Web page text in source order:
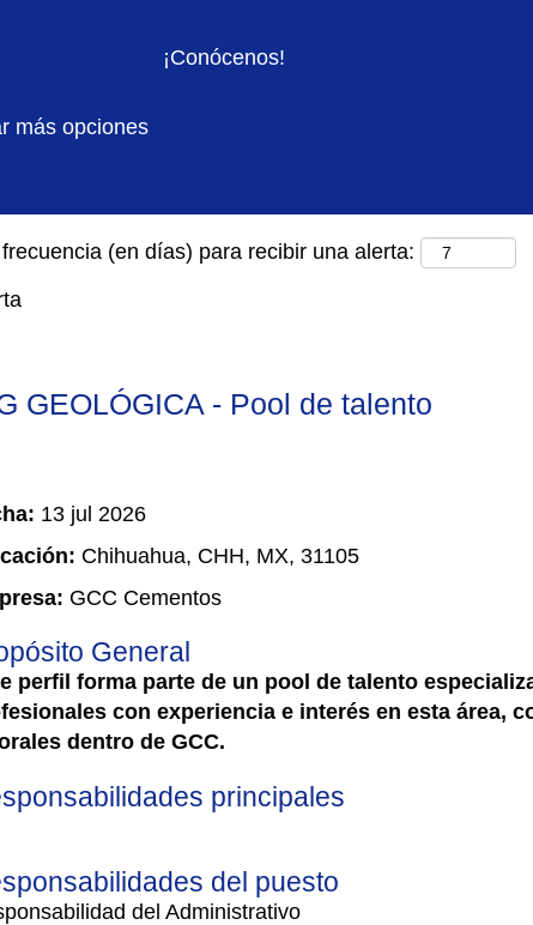
¡Conócenos!
por palabra clave Buscar por
más opciones
(en días) para recibir una alerta:
GEOLÓGICA - Pool de talento
13 jul 2026
Chihuahua, CHH, MX, 31105
GCC Cementos
General
perfil forma parte de un pool de talento
con experiencia e interés en esta área,
dentro de GCC.
principales
del puesto
del Administrativo